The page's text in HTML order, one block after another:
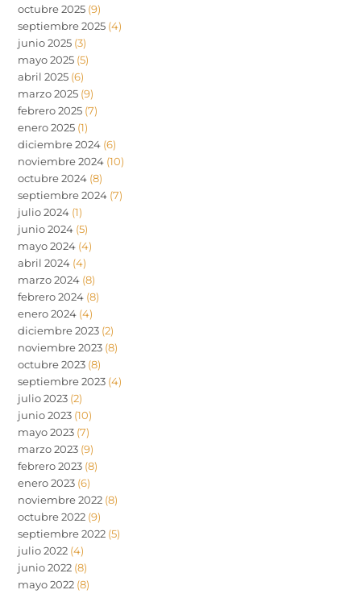
octubre 2025 (9)
septiembre 2025 (4)
junio 2025 (3)
mayo 2025 (5)
abril 2025 (6)
marzo 2025 (9)
febrero 2025 (7)
enero 2025 (1)
diciembre 2024 (6)
noviembre 2024 (10)
octubre 2024 (8)
septiembre 2024 (7)
julio 2024 (1)
junio 2024 (5)
mayo 2024 (4)
abril 2024 (4)
marzo 2024 (8)
febrero 2024 (8)
enero 2024 (4)
diciembre 2023 (2)
noviembre 2023 (8)
octubre 2023 (8)
septiembre 2023 (4)
julio 2023 (2)
junio 2023 (10)
mayo 2023 (7)
marzo 2023 (9)
febrero 2023 (8)
enero 2023 (6)
noviembre 2022 (8)
octubre 2022 (9)
septiembre 2022 (5)
julio 2022 (4)
junio 2022 (8)
mayo 2022 (8)